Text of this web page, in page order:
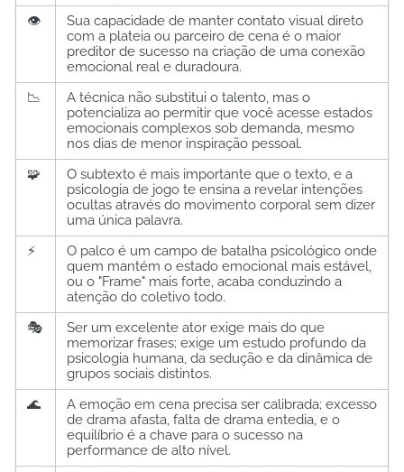
👁️
Sua capacidade de manter contato visual direto
com a plateia ou parceiro de cena é o maior
preditor de sucesso na criação de uma conexão
emocional real e duradoura.
📉
A técnica não substitui o talento, mas o
potencializa ao permitir que você acesse estados
emocionais complexos sob demanda, mesmo
nos dias de menor inspiração pessoal.
🧩
O subtexto é mais importante que o texto, e a
psicologia de jogo te ensina a revelar intenções
ocultas através do movimento corporal sem dizer
uma única palavra.
⚡
O palco é um campo de batalha psicológico onde
quem mantém o estado emocional mais estável,
ou o "Frame" mais forte, acaba conduzindo a
atenção do coletivo todo.
🎭
Ser um excelente ator exige mais do que
memorizar frases; exige um estudo profundo da
psicologia humana, da sedução e da dinâmica de
grupos sociais distintos.
🌊
A emoção em cena precisa ser calibrada; excesso
de drama afasta, falta de drama entedia, e o
equilíbrio é a chave para o sucesso na
performance de alto nível.